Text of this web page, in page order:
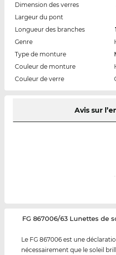
Dimension des verres
Largeur du pont
Longueur des branches
Genre
Type de monture
Couleur de monture
Couleur de verre
Avis sur
‌FG 867006/63 Lunettes de
Le FG 867006 est une
nécessairement que le soleil